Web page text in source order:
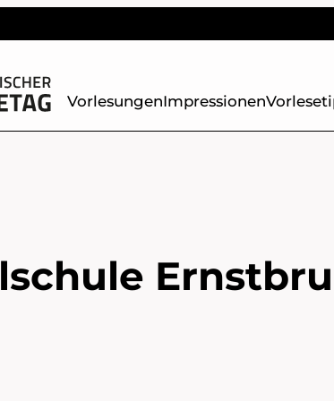
VorlesungenImpressionen